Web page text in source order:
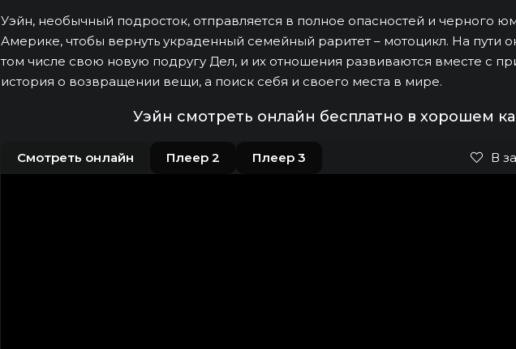
Уэйн, необычный подросток, отправляется в полное опасностей и черного
Америке, чтобы вернуть украденный семейный раритет – мотоцикл. На пути
том числе свою новую подругу Дел, и их отношения развиваются вместе с
история о возвращении вещи, а поиск себя и своего места в мире.
Уэйн смотреть онлайн бесплатно в хорошем
Смотреть онлайн Плеер 2 Плеер 3 В